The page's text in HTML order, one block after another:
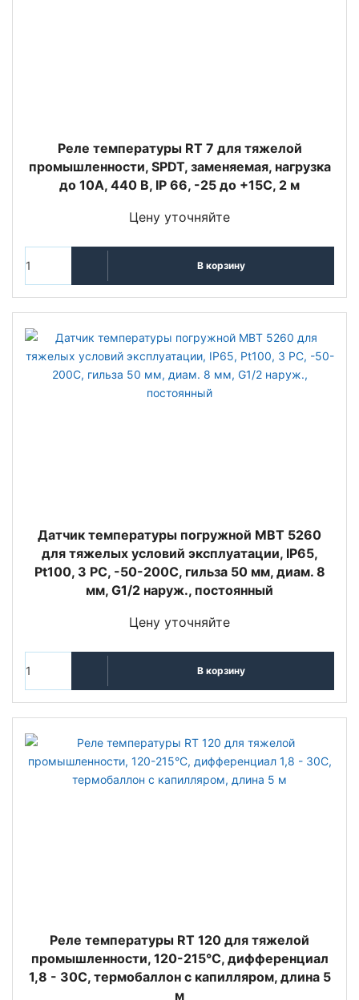
Реле температуры RT 7 для тяжелой
промышленности, SPDT, заменяемая, нагрузка
до 10А, 440 В, IP 66, -25 до +15С, 2 м
Цену уточняйте
В корзину
Датчик температуры погружной MBT 5260
для тяжелых условий эксплуатации, IP65,
Pt100, 3 РС, -50-200C, гильза 50 мм, диам. 8
мм, G1/2 наруж., постоянный
Цену уточняйте
В корзину
Реле температуры RT 120 для тяжелой
промышленности, 120-215°С, дифференциал
1,8 - 30С, термобаллон с капилляром, длина 5
м